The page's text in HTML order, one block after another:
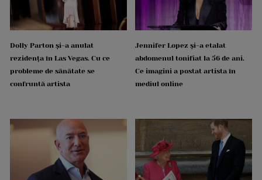
Dolly Parton și-a anulat
rezidența în Las Vegas. Cu ce
probleme de sănătate se
confruntă artista
Jennifer Lopez și-a etalat
abdomenul tonifiat la 56 de ani.
Ce imagini a postat artista în
mediul online